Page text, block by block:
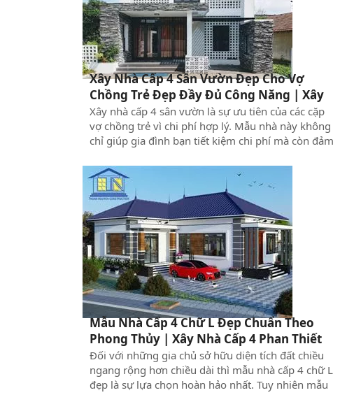
Xây Nhà Cấp 4 Sân Vườn Đẹp Cho Vợ
Chồng Trẻ Đẹp Đầy Đủ Công Năng | Xây
Nhà Phan Thiết
Xây nhà cấp 4 sân vườn là sự ưu tiên của các cặp
vợ chồng trẻ vì chi phí hợp lý. Mẫu nhà này không
chỉ giúp gia đình bạn tiết kiệm chi phí mà còn đảm
biệt những ngôi nhà cấp 4 sân vườn được ví như
công trình nghỉ dưỡng nhờ không gian xanh đem
đến sự thư thái cho các thành viên.
Mẫu Nhà Cấp 4 Chữ L Đẹp Chuẩn Theo
Phong Thủy | Xây Nhà Cấp 4 Phan Thiết
Đối với những gia chủ sở hữu diện tích đất chiều
ngang rộng hơn chiều dài thì mẫu nhà cấp 4 chữ L
đẹp là sự lựa chọn hoàn hảo nhất. Tuy nhiên mẫu